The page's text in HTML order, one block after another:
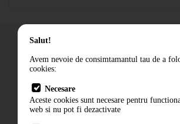
Cum comand
Livrare
Contact
Salut!
Avem nevoie de consimtamantul tau de a
cookies:
Necesare
Aceste cookies sunt necesare pentru
web si nu pot fi dezactivate